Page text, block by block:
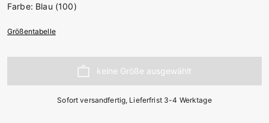
Farbe: Blau (100)
Größentabelle
Sofort versandfertig, Lieferfrist 3-4 Werktage